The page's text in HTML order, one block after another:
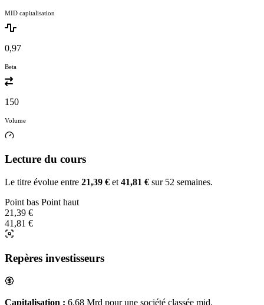
MID capitalisation
0,97
Beta
150
Volume
Lecture du cours
Le titre évolue entre 21,39 € et 41,81 € sur 52 semaines.
Point bas Point haut
21,39 €
41,81 €
Repères investisseurs
Capitalisation : 6.68 Mrd pour une société classée mid.